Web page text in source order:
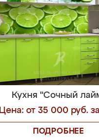
Кухня "Сочный
Цена: от 35 000 руб.
ПОДРОБНЕЕ